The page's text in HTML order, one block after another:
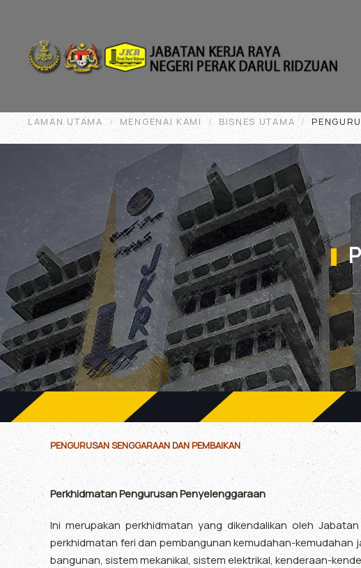
LAMAN UTAMA MENGENAI KAMI BISNES UTAMA
PENGURUSAN SENGGARAAN DAN PEMBAIKAN
Perkhidmatan Pengurusan Penyelenggaraan
Ini merupakan perkhidmatan yang dikendalikan oleh
perkhidmatan feri dan pembangunan kemudahan-kemudahan
bangunan, sistem mekanikal, sistem elektrikal, kenderaan-